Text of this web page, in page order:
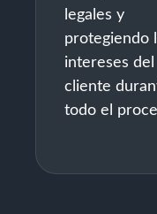
legales y
protegiendo
intereses del
cliente
todo el